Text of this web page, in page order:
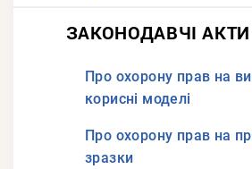
ЗАКОНОДАВЧІ
Про охорону прав на
корисні моделі
Про охорону прав на
зразки